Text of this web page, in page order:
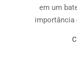
em um
importância